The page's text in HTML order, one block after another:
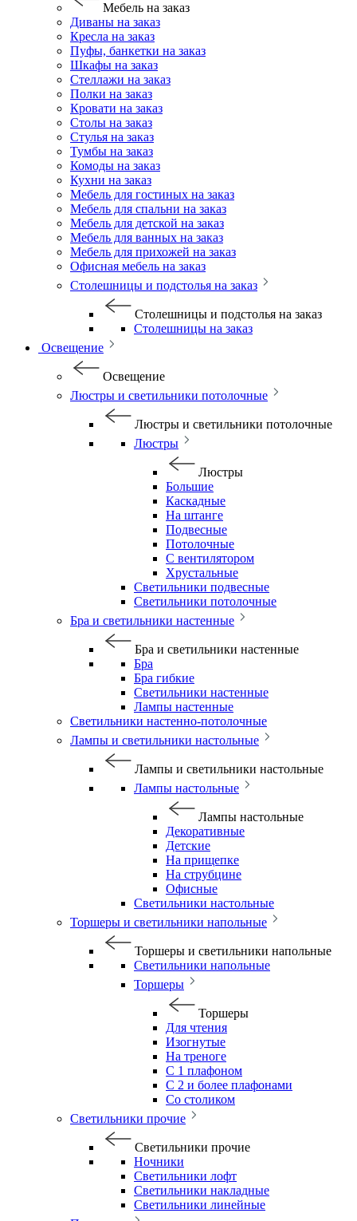
Мебель на заказ
Диваны на заказ
Кресла на заказ
Пуфы, банкетки на заказ
Шкафы на заказ
Стеллажи на заказ
Полки на заказ
Кровати на заказ
Столы на заказ
Стулья на заказ
Тумбы на заказ
Комоды на заказ
Кухни на заказ
Мебель для гостиных на заказ
Мебель для спальни на заказ
Мебель для детской на заказ
Мебель для ванных на заказ
Мебель для прихожей на заказ
Офисная мебель на заказ
Столешницы и подстолья на заказ
Столешницы и подстолья на заказ
Столешницы на заказ
Освещение
Освещение
Люстры и светильники потолочные
Люстры и светильники потолочные
Люстры
Люстры
Большие
Каскадные
На штанге
Подвесные
Потолочные
С вентилятором
Хрустальные
Светильники подвесные
Светильники потолочные
Бра и светильники настенные
Бра и светильники настенные
Бра
Бра гибкие
Светильники настенные
Лампы настенные
Светильники настенно-потолочные
Лампы и светильники настольные
Лампы и светильники настольные
Лампы настольные
Лампы настольные
Декоративные
Детские
На прищепке
На струбцине
Офисные
Светильники настольные
Торшеры и светильники напольные
Торшеры и светильники напольные
Светильники напольные
Торшеры
Торшеры
Для чтения
Изогнутые
На треноге
С 1 плафоном
С 2 и более плафонами
Со столиком
Светильники прочие
Светильники прочие
Ночники
Светильники лофт
Светильники накладные
Светильники линейные